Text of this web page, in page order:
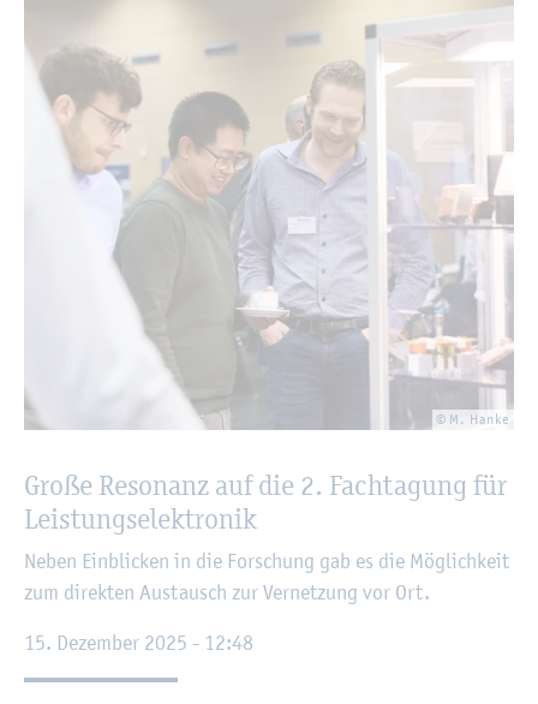
© M. Hanke
Große Re­so­nanz auf die 2. Fach­ta­gung für
Leis­tungs­elek­tro­nik
Neben Ein­bli­cken in die For­schung gab es die Mög­lich­keit
zum di­rek­ten Aus­tausch zur Ver­net­zung vor Ort.
15. De­zem­ber 2025 - 12:48